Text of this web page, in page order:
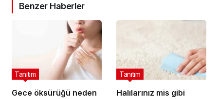
Benzer Haberler
Gece öksürüğü neden
Tanıtım
Halılarınız mis gibi
Tanıtım